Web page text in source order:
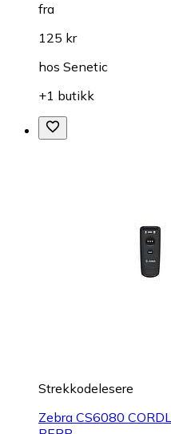
fra
125 kr
hos Senetic
+1 butikk
Strekkodelesere
Zebra CS6080